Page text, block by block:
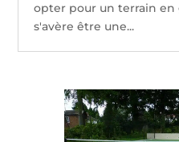
opter pour un terrain en
s'avère être une...